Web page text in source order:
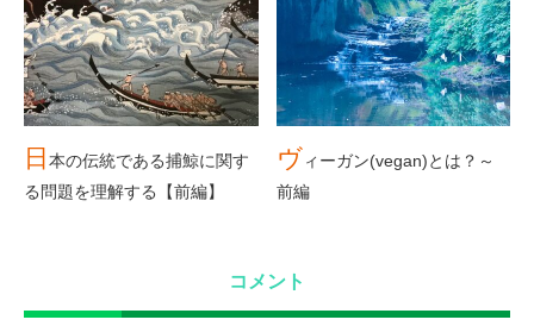
日 本の伝統である捕鯨に関す
る問題を理解する【前編】
ヴ ィーガン(vegan)とは？～
前編
コメント